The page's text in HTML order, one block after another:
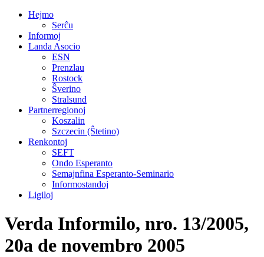
Hejmo
Serĉu
Informoj
Landa Asocio
ESN
Prenzlau
Rostock
Ŝverino
Stralsund
Partnerregionoj
Koszalin
Szczecin (Ŝtetino)
Renkontoj
SEFT
Ondo Esperanto
Semajnfina Esperanto-Seminario
Informostandoj
Ligiloj
Verda Informilo, nro. 13/2005,
20a de novembro 2005